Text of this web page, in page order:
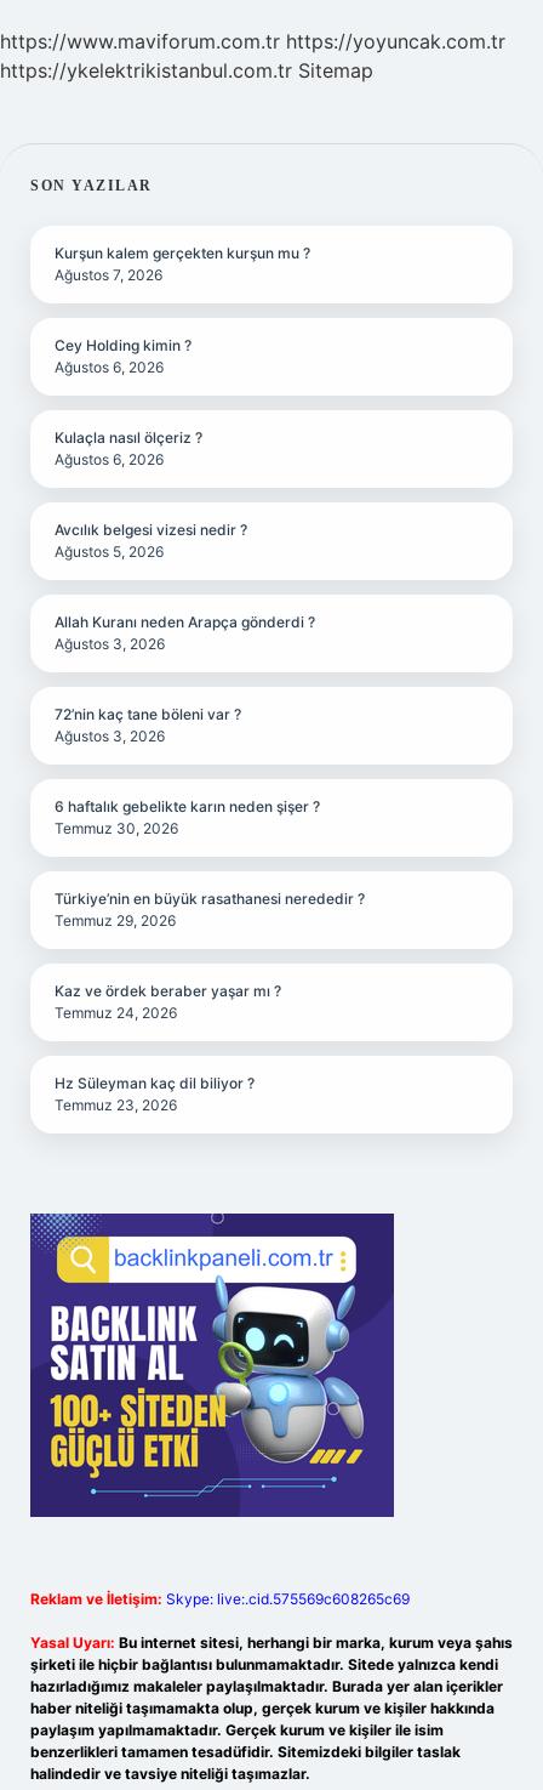
https://www.maviforum.com.tr https://yoyuncak.com.tr
https://ykelektrikistanbul.com.tr Sitemap
SIDEBAR
SON YAZILAR
Kurşun kalem gerçekten kurşun mu ?
Ağustos 7, 2026
Cey Holding kimin ?
Ağustos 6, 2026
Kulaçla nasıl ölçeriz ?
Ağustos 6, 2026
Avcılık belgesi vizesi nedir ?
Ağustos 5, 2026
Allah Kuranı neden Arapça gönderdi ?
Ağustos 3, 2026
72’nin kaç tane böleni var ?
Ağustos 3, 2026
6 haftalık gebelikte karın neden şişer ?
Temmuz 30, 2026
Türkiye’nin en büyük rasathanesi nerededir ?
Temmuz 29, 2026
Kaz ve ördek beraber yaşar mı ?
Temmuz 24, 2026
Hz Süleyman kaç dil biliyor ?
Temmuz 23, 2026
Reklam ve İletişim: Skype: live:.cid.575569c608265c69
Yasal Uyarı: Bu internet sitesi, herhangi bir marka, kurum veya şahıs
şirketi ile hiçbir bağlantısı bulunmamaktadır. Sitede yalnızca kendi
hazırladığımız makaleler paylaşılmaktadır. Burada yer alan içerikler
haber niteliği taşımamakta olup, gerçek kurum ve kişiler hakkında
paylaşım yapılmamaktadır. Gerçek kurum ve kişiler ile isim
benzerlikleri tamamen tesadüfidir. Sitemizdeki bilgiler taslak
halindedir ve tavsiye niteliği taşımazlar.